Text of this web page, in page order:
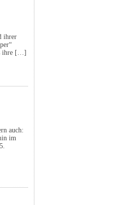
ihrer
ihre […]
auch:
im